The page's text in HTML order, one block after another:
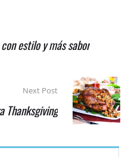
estilo y más sabor
Next Post
Thanksgiving